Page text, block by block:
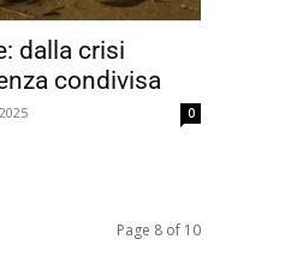
dalla crisi
condivisa
0
Page 8 of 10